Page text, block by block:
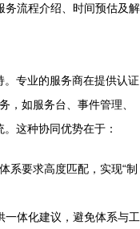
务流程介绍、时间预估及解
专业的服务商在提供认证
，如服务台、事件管理、
这种协同优势在于：
系要求高度匹配，实现“制
一体化建议，避免体系与工